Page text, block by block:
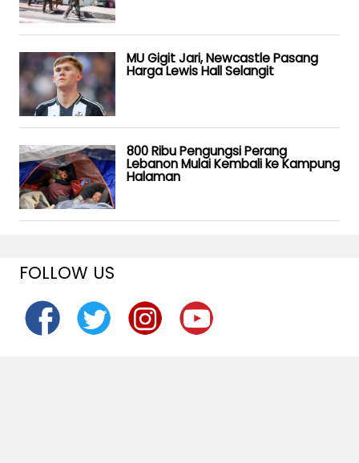
MU Gigit Jari, Newcastle Pasang
Harga Lewis Hall Selangit
800 Ribu Pengungsi Perang
Lebanon Mulai Kembali ke Kampung
Halaman
FOLLOW US